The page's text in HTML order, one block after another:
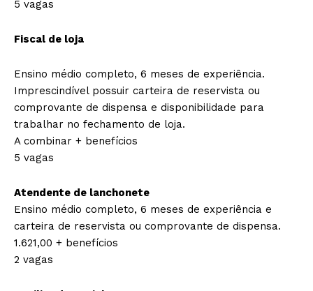
5 vagas
Fiscal de loja
Ensino médio completo, 6 meses de experiência.
Imprescindível possuir carteira de reservista ou
comprovante de dispensa e disponibilidade para
trabalhar no fechamento de loja.
A combinar + benefícios
5 vagas
Atendente de lanchonete
Ensino médio completo, 6 meses de experiência e
carteira de reservista ou comprovante de dispensa.
1.621,00 + benefícios
2 vagas